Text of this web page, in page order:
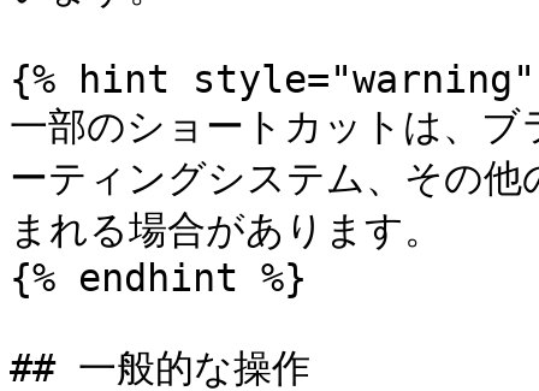
{% hint style="warning"
一部のショートカットは、
ーティングシステム、その
まれる場合があります。
{% endhint %}
## 一般的な操作